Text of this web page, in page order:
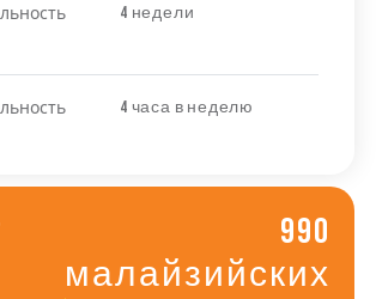
4 недели
4 часа в неделю
990
малайзийских